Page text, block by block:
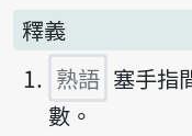
釋義
熟語 塞手指
數。